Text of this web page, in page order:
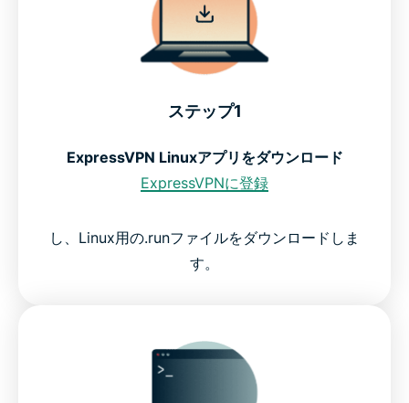
ステップ1
ExpressVPN Linuxアプリをダウンロード
ExpressVPNに登録
し、Linux用の.runファイルをダウンロードしま
す。